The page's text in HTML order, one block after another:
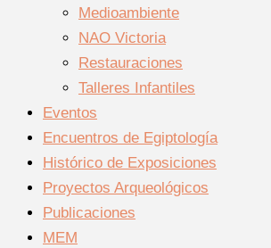
Medioambiente
NAO Victoria
Restauraciones
Talleres Infantiles
Eventos
Encuentros de Egiptología
Histórico de Exposiciones
Proyectos Arqueológicos
Publicaciones
MEM